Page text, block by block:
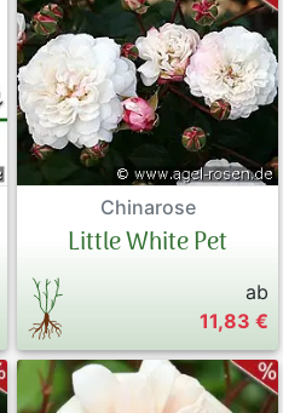
Chinarose
Little White Pet
ab
11,83 €